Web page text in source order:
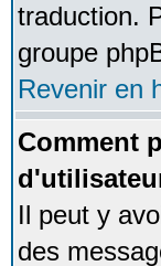
traduction.
groupe
Revenir en
Comment
Il peut y
des